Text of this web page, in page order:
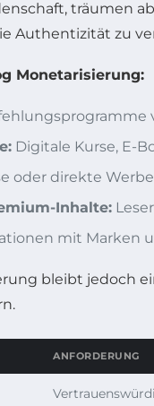
träumen
Authentizität zu
Monetarisierung:
Digitale Kurse, E-
oder direkte
Inhalte:
mit Marken
bleibt jedoch
ANFORDERUNG